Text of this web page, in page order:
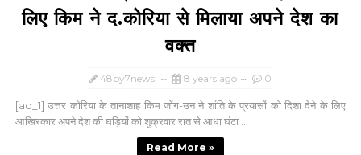
लिए किम ने द.कोरिया से मिलाया अपने देश का
वक्त
48by7news 8 years ago 0
[ad_1] उत्तर कोरिया के तानाशाह किम जोंग-उन ने शांति के प्रयासों को दिशा देने के लिए
आखिरकार अपने देश की घड़ियों को शुक्रवार रात से आधा घंटा ...
Read More »